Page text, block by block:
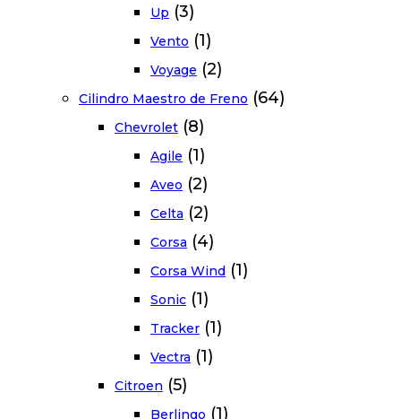
Up (3)
Vento (1)
Voyage (2)
Cilindro Maestro de Freno (64)
Chevrolet (8)
Agile (1)
Aveo (2)
Celta (2)
Corsa (4)
Corsa Wind (1)
Sonic (1)
Tracker (1)
Vectra (1)
Citroen (5)
Berlingo (1)